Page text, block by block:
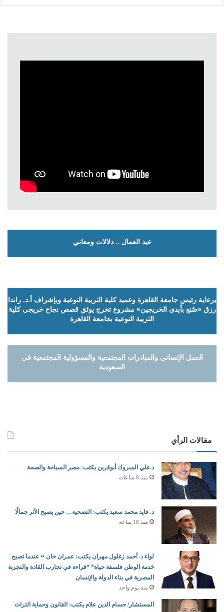
عيد العمال .. دلالات ومعاني
برعاية رئيس جامعة القاهرة وعميد كلية التربية النوعية وبإشراف أ.د. راندا
رزق «صُنع بأيدي الخريجين» مشروع تخرج يوثق قصص نجاح خريجي كلية
التربية النوعية بجامعة القاهرة
العمل الإنساني والمبادرات المجتمعية والمسؤولية المجتمعية في
السعودية
مقالات الرأي
د.علي المبروك أبوقرين يكتب: مصر السياحة والصحة
منذ 8 ساعات
د. فايد محمد سعيد يكتب: التضحية… حين يصبح الأثر جمالًا
منذ 18 ساعة
لواء د. أحمد زغلول مهران يكتب: عمران خان •• عندما تصبح
خدمة الوطن فلسفة حياة* *قراءة في تجارب القادة والتجربة
المصرية في بناء الدولة والإنسان
منذ يوم واحد
المستشار/ حسام الدين علام يكتب: القانون وحماية التراث